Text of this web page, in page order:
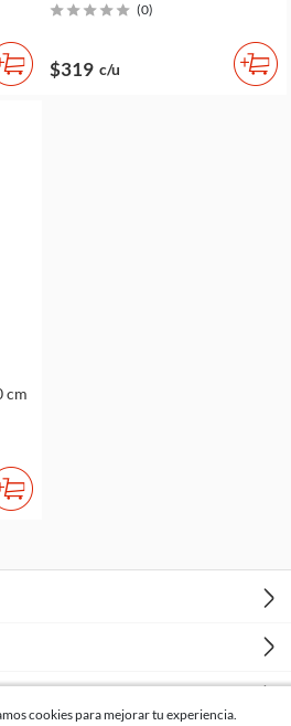
(0)
$319 c/u
cm
cookies para mejorar tu experiencia.